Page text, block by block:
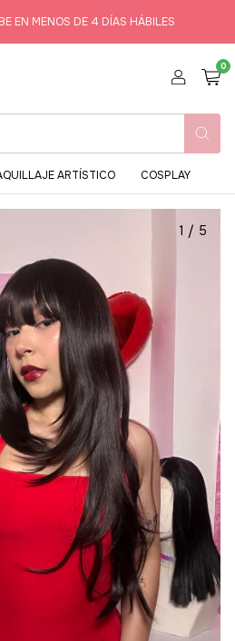
EN MENOS DE 4 DÍAS HÁBILES
0
ARTÍSTICO COSPLAY
1 / 5